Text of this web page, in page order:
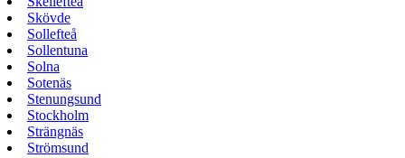
Skövde
Sollefteå
Sollentuna
Solna
Sotenäs
Stenungsund
Stockholm
Strängnäs
Strömsund